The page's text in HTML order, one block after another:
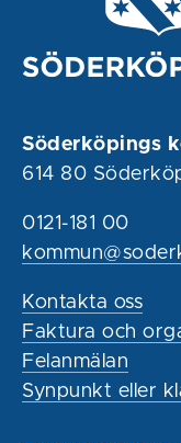
Söderköpings
614 80
0121-181 00
Kontakta oss
Faktura och
Felanmälan
Synpunkt eller